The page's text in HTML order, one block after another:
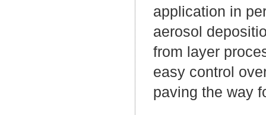
application in
aerosol
from layer
easy control
paving the way